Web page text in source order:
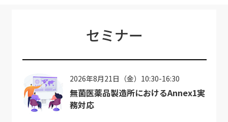
セミナー
2026年8月21日（金）10:30-16:30
無菌医薬品製造所におけるAnnex1実
務対応